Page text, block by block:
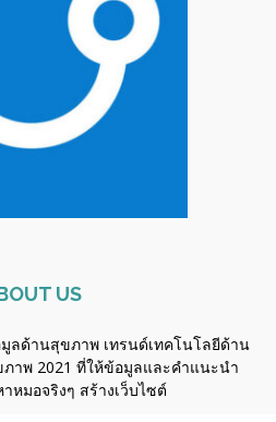
US
มูลด้านสุขภาพ เทรนด์เทคโนโลยีด้าน
าพ 2021 ที่ให้ข้อมูลและคำแนะนำ
หมอจริงๆ สร้างเว็บไซต์